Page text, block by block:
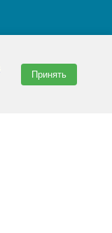
Принять